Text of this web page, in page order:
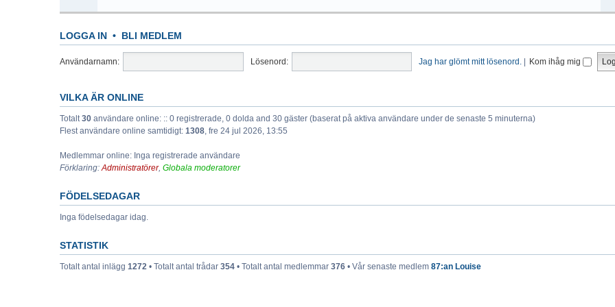
LOGGA IN • BLI MEDLEM
Användarnamn: Lösenord: Jag har glömt mitt lösenord. Kom ihåg mig
VILKA ÄR ONLINE
Totalt30 användare online: :: 0 registrerade, 0 dolda and 30 gäster (baserat på aktiva användare under de senaste 5 minuterna)
Flest användare online samtidigt: 1308, fre 24 jul 2026, 13:55
Medlemmar online: Inga registrerade användare
Förklaring:Administratörer, Globala moderatorer
FÖDELSEDAGAR
Inga födelsedagar idag.
STATISTIK
Totalt antal inlägg 1272 • Totalt antal trådar 354 • Totalt antal medlemmar 376 • Vår senaste medlem 87:an Louise